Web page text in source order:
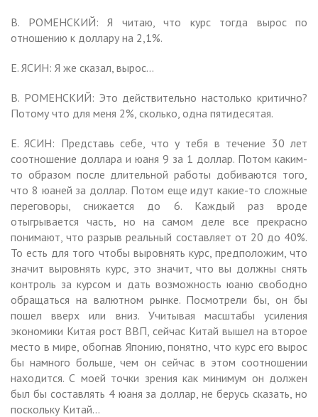
В. РОМЕНСКИЙ: Я читаю, что курс тогда вырос по
отношению к доллару на 2,1%.
Е. ЯСИН: Я же сказал, вырос…
В. РОМЕНСКИЙ: Это действительно настолько критично?
Потому что для меня 2%, сколько, одна пятидесятая.
Е. ЯСИН: Представь себе, что у тебя в течение 30 лет
соотношение доллара и юаня 9 за 1 доллар. Потом каким-
то образом после длительной работы добиваются того,
что 8 юаней за доллар. Потом еще идут какие-то сложные
переговоры, снижается до 6. Каждый раз вроде
отыгрывается часть, но на самом деле все прекрасно
понимают, что разрыв реальный составляет от 20 до 40%.
То есть для того чтобы выровнять курс, предположим, что
значит выровнять курс, это значит, что вы должны снять
контроль за курсом и дать возможность юаню свободно
обращаться на валютном рынке. Посмотрели бы, он бы
пошел вверх или вниз. Учитывая масштабы усиления
экономики Китая рост ВВП, сейчас Китай вышел на второе
место в мире, обогнав Японию, понятно, что курс его вырос
бы намного больше, чем он сейчас в этом соотношении
находится. С моей точки зрения как минимум он должен
был бы составлять 4 юаня за доллар, не берусь сказать, но
поскольку Китай…